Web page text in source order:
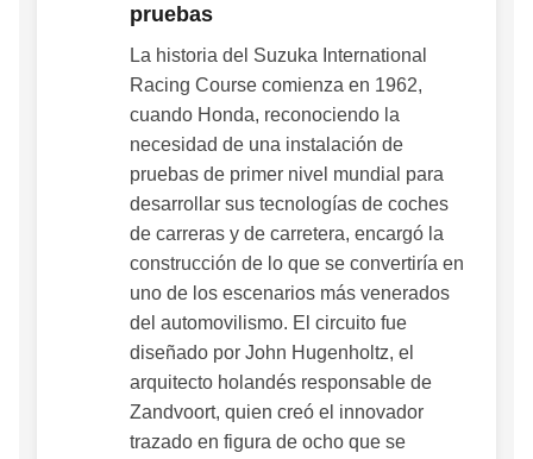
pruebas
La historia del Suzuka International
Racing Course comienza en 1962,
cuando Honda, reconociendo la
necesidad de una instalación de
pruebas de primer nivel mundial para
desarrollar sus tecnologías de coches
de carreras y de carretera, encargó la
construcción de lo que se convertiría en
uno de los escenarios más venerados
del automovilismo. El circuito fue
diseñado por John Hugenholtz, el
arquitecto holandés responsable de
Zandvoort, quien creó el innovador
trazado en figura de ocho que se